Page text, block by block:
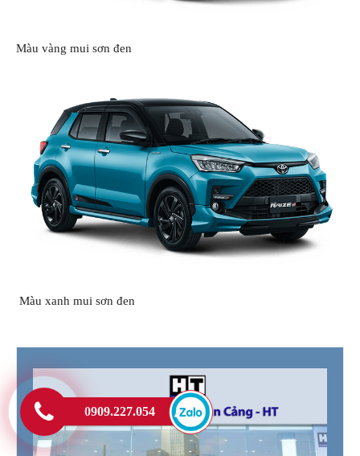
Màu vàng mui sơn đen
Màu xanh mui sơn đen
0909.227.054